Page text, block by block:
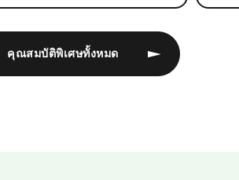
คุณสมบัติพิเศษทั้งหมด